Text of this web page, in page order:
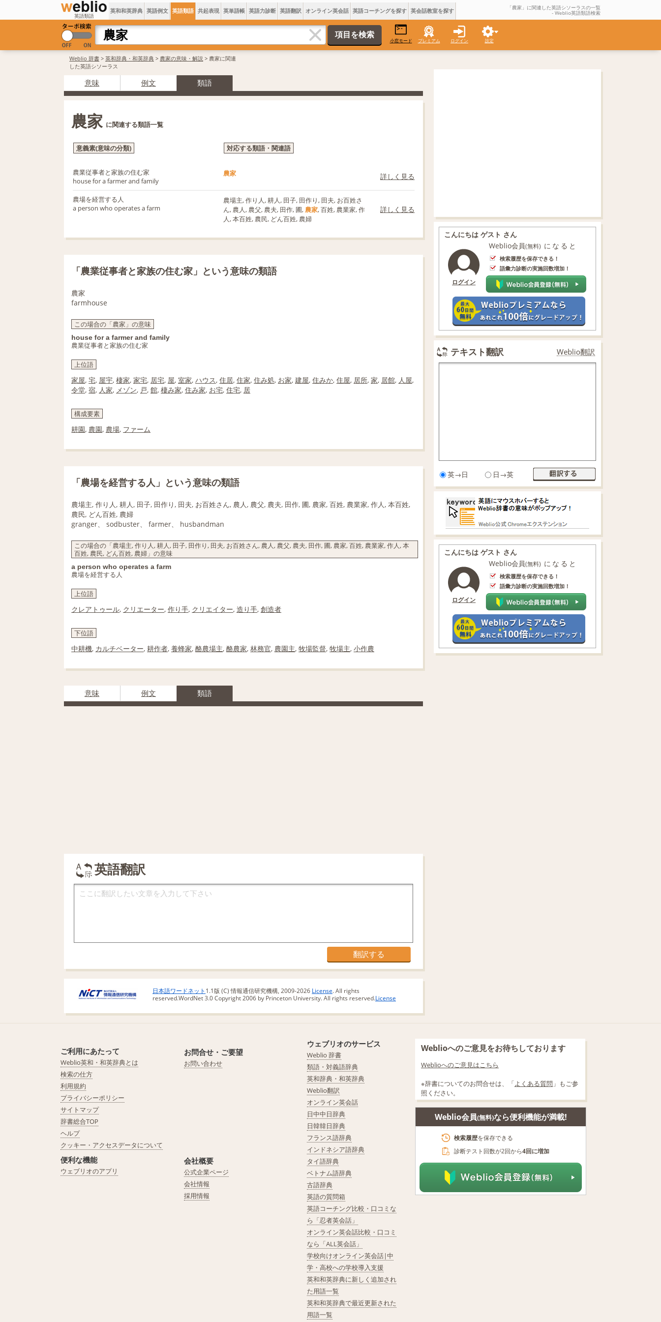
英語類語
英和和英辞典 英語例文 英語類語 共起表現 英単語帳 英語力診断 英語翻訳 オンライン英会話 英語コーチングを探す 英会話教室を探す 「農家」に関連した英語シソーラスの一覧
- Weblio英語類語検索
小窓モード プレミアム ログイン 設定
Weblio 辞書 > 英和辞典・和英辞典 > 農家の意味・解説 > 農家に関連
した英語シソーラス
意味 例文 類語
農家 に関連する類語一覧
意義素(意味の分類) 対応する類語・関連語
農業従事者と家族の住む家
house for a farmer and family
農家 詳しく見る
農場を経営する人
a person who operates a farm
農場主, 作り人, 耕人, 田子, 田作り, 田夫, お百姓さ
ん, 農人, 農父, 農夫, 田作, 圃, 農家, 百姓, 農業家, 作
人, 本百姓, 農民, どん百姓, 農婦
詳しく見る
「農業従事者と家族の住む家」という意味の類語
農家
farmhouse
この場合の「農家」の意味
house for a farmer and family
農業従事者と家族の住む家
上位語
家屋, 宅, 屋宇, 棲家, 家宅, 居宅, 屋, 室家, ハウス, 住居, 住家, 住み処, お家, 建屋, 住みか, 住屋, 居所, 家, 居館, 人屋,
令堂, 宿, 人家, メゾン, 戸, 館, 棲み家, 住み家, お宅, 住宅, 居
構成要素
耕園, 農園, 農場, ファーム
「農場を経営する人」という意味の類語
農場主, 作り人, 耕人, 田子, 田作り, 田夫, お百姓さん, 農人, 農父, 農夫, 田作, 圃, 農家, 百姓, 農業家, 作人, 本百姓,
農民, どん百姓, 農婦
granger、 sodbuster、 farmer、 husbandman
この場合の「農場主, 作り人, 耕人, 田子, 田作り, 田夫, お百姓さん, 農人, 農父, 農夫, 田作, 圃, 農家, 百姓, 農業家, 作人, 本
百姓, 農民, どん百姓, 農婦」の意味
a person who operates a farm
農場を経営する人
上位語
クレアトゥール, クリエーター, 作り手, クリエイター, 造り手, 創造者
下位語
中耕機, カルチベーター, 耕作者, 養蜂家, 酪農場主, 酪農家, 林務官, 農園主, 牧場監督, 牧場主, 小作農
意味 例文 類語
英語翻訳
日本語ワードネット 1.1版 (C) 情報通信研究機構, 2009-2026 License. All rights
reserved.WordNet 3.0 Copyright 2006 by Princeton University. All rights reserved.License
こんにちは ゲスト さん
ログイン
Weblio会員(無料) になると
検索履歴を保存できる！
語彙力診断の実施回数増加！
テキスト翻訳 Weblio翻訳
英→日 日→英
こんにちは ゲスト さん
ログイン
Weblio会員(無料) になると
検索履歴を保存できる！
語彙力診断の実施回数増加！
ご利用にあたって
Weblio英和・和英辞典とは
検索の仕方
利用規約
プライバシーポリシー
サイトマップ
辞書総合TOP
ヘルプ
クッキー・アクセスデータについて
便利な機能
ウェブリオのアプリ
お問合せ・ご要望
お問い合わせ
会社概要
公式企業ページ
会社情報
採用情報
ウェブリオのサービス
Weblio 辞書
類語・対義語辞典
英和辞典・和英辞典
Weblio翻訳
オンライン英会話
日中中日辞典
日韓韓日辞典
フランス語辞典
インドネシア語辞典
タイ語辞典
ベトナム語辞典
古語辞典
英語の質問箱
英語コーチング比較・口コミな
ら「忍者英会話」
オンライン英会話比較・口コミ
なら「ALL英会話」
学校向けオンライン英会話|中
学・高校への学校導入支援
英和和英辞典に新しく追加され
た用語一覧
英和和英辞典で最近更新された
用語一覧
Weblioへのご意見をお待ちしております
Weblioへのご意見はこちら
※辞書についてのお問合せは、「よくある質問 」もご参
照ください。
Weblio会員(無料)なら便利機能が満載!
検索履歴を保存できる
診断テスト回数が2回から4回に増加